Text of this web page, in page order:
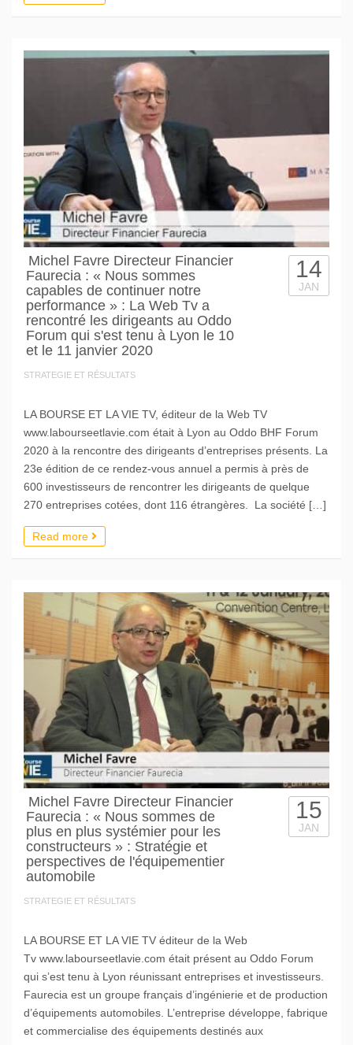
Michel Favre Directeur Financier
Faurecia : « Nous sommes
capables de continuer notre
performance » : La Web Tv a
rencontré les dirigeants au Oddo
Forum qui s'est tenu à Lyon le 10
et le 11 janvier 2020
STRATEGIE ET RÉSULTATS
14
JAN
LA BOURSE ET LA VIE TV, éditeur de la Web TV
www.labourseetlavie.com était à Lyon au Oddo BHF Forum
2020 à la rencontre des dirigeants d’entreprises présents. La
23e édition de ce rendez-vous annuel a permis à près de
600 investisseurs de rencontrer les dirigeants de quelque
270 entreprises cotées, dont 116 étrangères. La société […]
Read more
Michel Favre Directeur Financier
Faurecia : « Nous sommes de
plus en plus systémier pour les
constructeurs » : Stratégie et
perspectives de l'équipementier
automobile
STRATEGIE ET RÉSULTATS
15
JAN
LA BOURSE ET LA VIE TV éditeur de la Web
Tv www.labourseetlavie.com était présent au Oddo Forum
qui s’est tenu à Lyon réunissant entreprises et investisseurs.
Faurecia est un groupe français d’ingénierie et de production
d’équipements automobiles. L’entreprise développe, fabrique
et commercialise des équipements destinés aux